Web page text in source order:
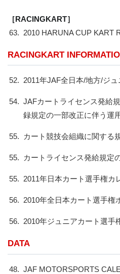
［RACINGKART］
63. 2010 HARUNA CUP KART
RACINGKART
52. 2011年JAF全日本/地方/ジ
54. JAFカートライセンス発給
録規定の一部改正に伴う運
55. カート競技会組織に関する
55. カートライセンス発給規定
55. 2011年日本カート選手権カ
56. 2010年全日本カート選手権
56. 2010年ジュニアカート選手
DATA
48. JAF MOTORSPORTS